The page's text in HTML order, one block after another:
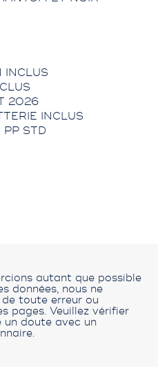
INCLUS
2026
INCLUS
PP STD
autant que possible
données, nous ne
toute erreur ou
pages. Veuillez vérifier
doute avec un